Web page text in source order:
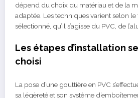
dépend du choix du matériau et de la
adaptée. Les techniques varient selon
sélectionné, qu’il s’agisse du PVC, de
Les étapes d’installation
choisi
La pose d’une gouttière en PVC
sa légèreté et son système